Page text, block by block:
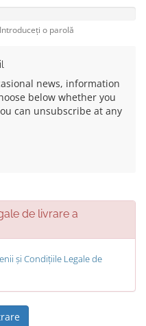
o parolă
news, information
below whether you
can unsubscribe at any
de livrare a
și Condițiile Legale de